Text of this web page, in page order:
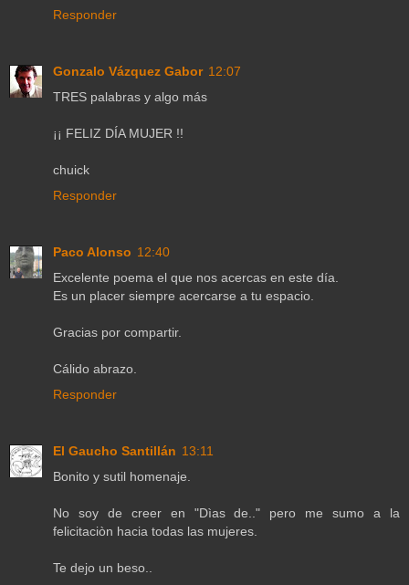
Responder
Gonzalo Vázquez Gabor 12:07
TRES palabras y algo más
¡¡ FELIZ DÍA MUJER !!
chuick
Responder
Paco Alonso 12:40
Excelente poema el que nos acercas en este día.
Es un placer siempre acercarse a tu espacio.
Gracias por compartir.
Cálido abrazo.
Responder
El Gaucho Santillán 13:11
Bonito y sutil homenaje.
No soy de creer en "Dìas de.." pero me sumo a la
felicitaciòn hacia todas las mujeres.
Te dejo un beso..